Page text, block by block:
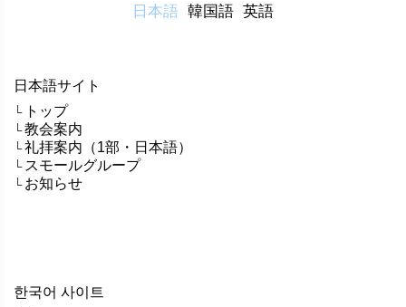
日本語 韓国語 英語
日本語サイト
└ トップ
└教会案内
└礼拝案内（1部・日本語）
└ スモールグループ
└ お知らせ
한국어 사이트